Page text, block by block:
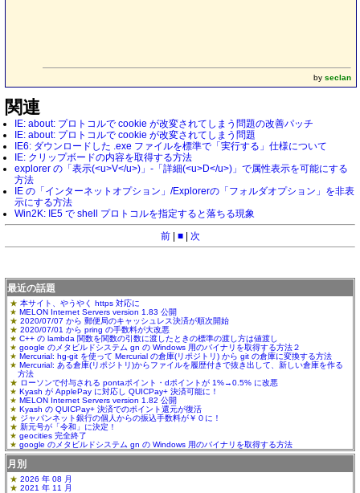
by seclan
関連
IE: about: プロトコルで cookie が改変されてしまう問題の改善パッチ
IE: about: プロトコルで cookie が改変されてしまう問題
IE6: ダウンロードした .exe ファイルを標準で「実行する」仕様について
IE: クリップボードの内容を取得する方法
explorer の「表示(<u>V</u>)」-「詳細(<u>D</u>)」で属性表示を可能にする
方法
IE の「インターネットオプション」/Explorerの「フォルダオプション」を非表
示にする方法
Win2K: IE5 で shell プロトコルを指定すると落ちる現象
前| ■| 次
最近の話題
本サイト、やうやく https 対応に
MELON Internet Servers version 1.83 公開
2020/07/07 から 郵便局のキャッシュレス決済が順次開始
2020/07/01 から pring の手数料が大改悪
C++ の lambda 関数を関数の引数に渡したときの標準の渡し方は値渡し
google のメタビルドシステム gn の Windows 用のバイナリを取得する方法２
Mercurial: hg-git を使って Mercurial の倉庫(リポジトリ) から git の倉庫に変換する方法
Mercurial: ある倉庫(リポジトリ)からファイルを履歴付きで抜き出して、新しい倉庫を作る
方法
ローソンで付与される pontaポイント・dポイントが 1%→0.5% に改悪
Kyash が ApplePay に対応し QUICPay+ 決済可能に！
MELON Internet Servers version 1.82 公開
Kyash の QUICPay+ 決済でのポイント還元が復活
ジャパンネット銀行の個人からの振込手数料が￥０に！
新元号が「令和」に決定！
geocities 完全終了
google のメタビルドシステム gn の Windows 用のバイナリを取得する方法
月別
2026 年 08 月
2021 年 11 月